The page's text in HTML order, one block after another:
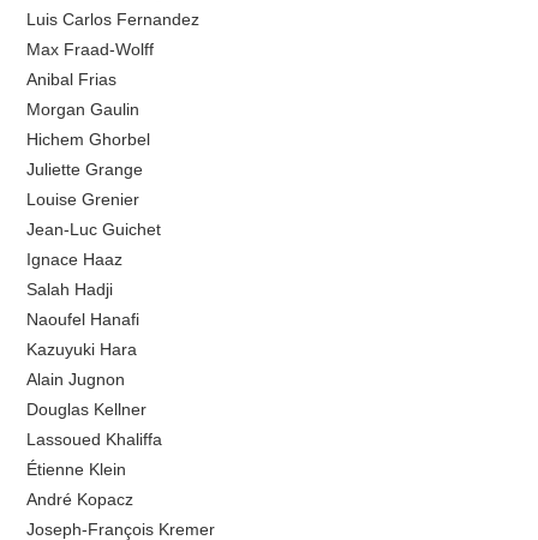
Luis Carlos Fernandez
Max Fraad-Wolff
Anibal Frias
Morgan Gaulin
Hichem Ghorbel
Juliette Grange
Louise Grenier
Jean-Luc Guichet
Ignace Haaz
Salah Hadji
Naoufel Hanafi
Kazuyuki Hara
Alain Jugnon
Douglas Kellner
Lassoued Khaliffa
Étienne Klein
André Kopacz
Joseph-François Kremer